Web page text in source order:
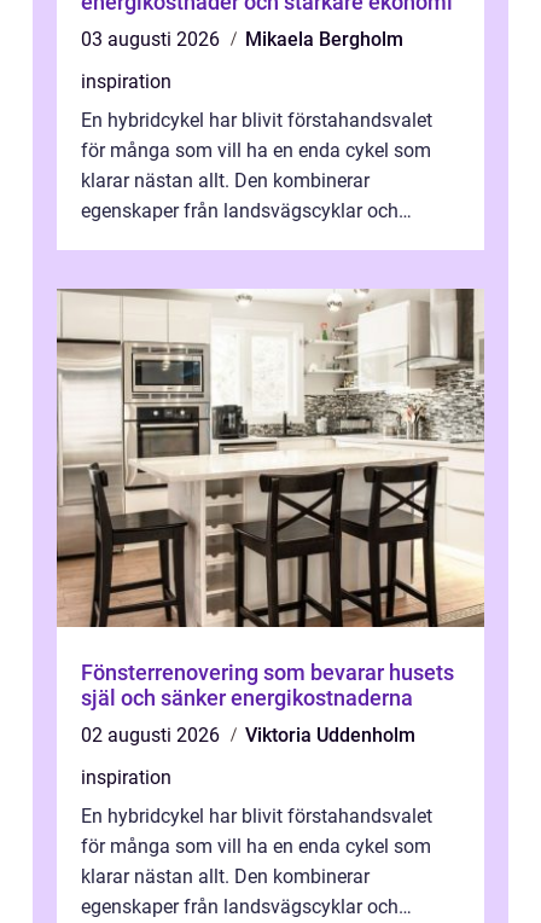
03 augusti 2026
Mikaela Bergholm
inspiration
En hybridcykel har blivit förstahandsvalet
för många som vill ha en enda cykel som
klarar nästan allt. Den kombinerar
egenskaper från landsvägscyklar och
Fönsterrenovering som bevarar husets
själ och sänker energikostnaderna
02 augusti 2026
Viktoria Uddenholm
inspiration
En hybridcykel har blivit förstahandsvalet
för många som vill ha en enda cykel som
klarar nästan allt. Den kombinerar
egenskaper från landsvägscyklar och